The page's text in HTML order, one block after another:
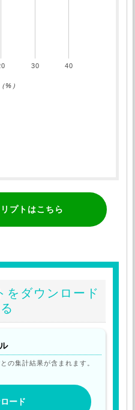
30 40
%）
プトはこちら
をダウンロード
の集計結果が含まれます。